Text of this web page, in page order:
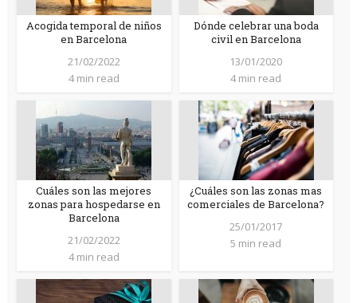
Acogida temporal de niños
en Barcelona
21/02/2022
4 min read
Dónde celebrar una boda
civil en Barcelona
13/01/2020
4 min read
Cuáles son las mejores
zonas para hospedarse en
Barcelona
21/02/2022
4 min read
¿Cuáles son las zonas mas
comerciales de Barcelona?
25/01/2017
5 min read